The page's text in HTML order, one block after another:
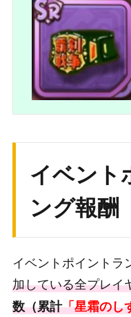
100
討
ゴ
500 遺
2000 ゴ
3000 煌
6000 遺
イベント
ング報酬
イベントポイントラ
加している全プレイ
数（累計「星霜のし